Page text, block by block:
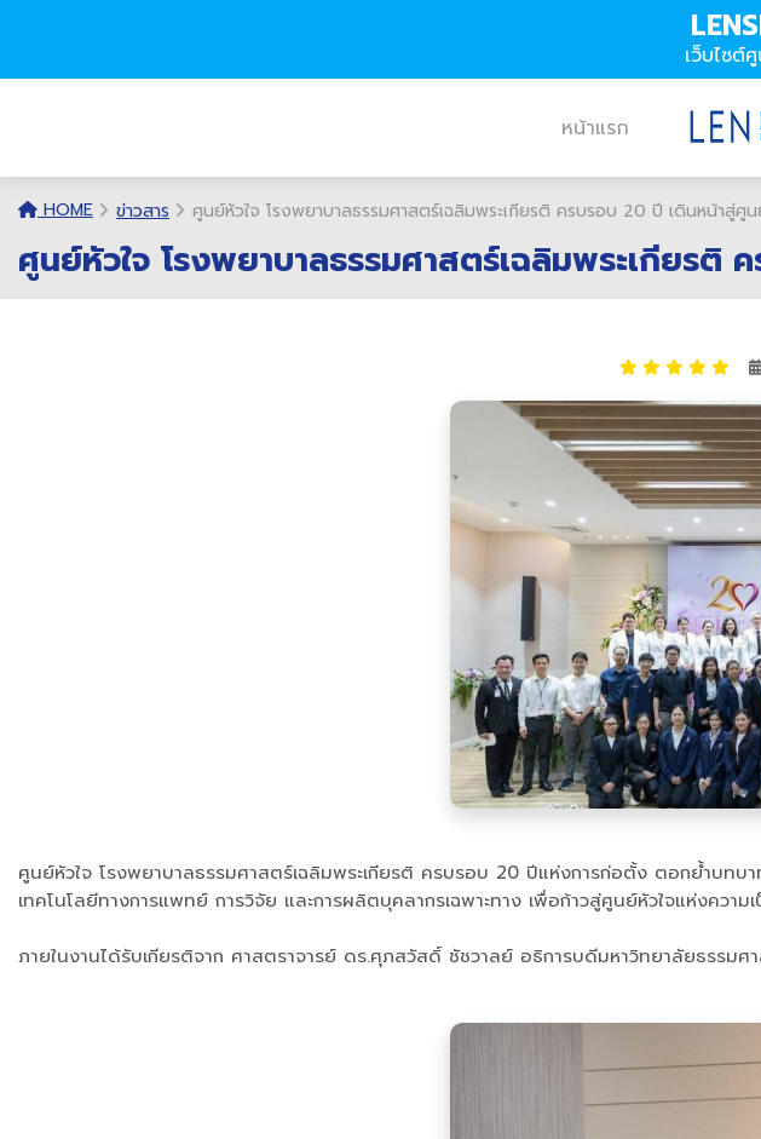
เว็บไซต์
หน้าแรก
HOME ข่าวสาร ศูนย์หัวใจ โรงพยาบาลธรรมศาสตร์เฉลิมพระเกียรติ ครบรอบ 20 ปี เดินหน้าสู่ศูน
ศูนย์หัวใจ โรงพยาบาลธรรมศาสตร์เฉลิมพระเกียรติ
ศูนย์หัวใจ โรงพยาบาลธรรมศาสตร์เฉลิมพระเกียรติ ครบรอบ 20 ปีแห่งการก่อตั้ง ตอกย้ำบทบ
เทคโนโลยีทางการแพทย์ การวิจัย และการผลิตบุคลากรเฉพาะทาง เพื่อก้าวสู่ศูนย์หัวใจแห่งคว
ภายในงานได้รับเกียรติจาก ศาสตราจารย์ ดร.ศุภสวัสดิ์ ชัชวาลย์ อธิการบดีมหาวิทยาลัยธรรมศ